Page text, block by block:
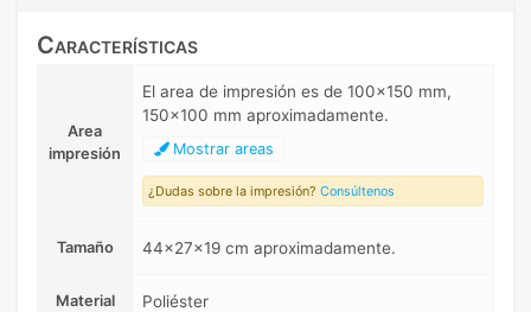
Características
Area
impresión
El area de impresión es de 100x150 mm,
150x100 mm aproximadamente.
Mostrar areas
¿Dudas sobre la impresión? Consúltenos
Tamaño 44x27x19 cm aproximadamente.
Material Poliéster